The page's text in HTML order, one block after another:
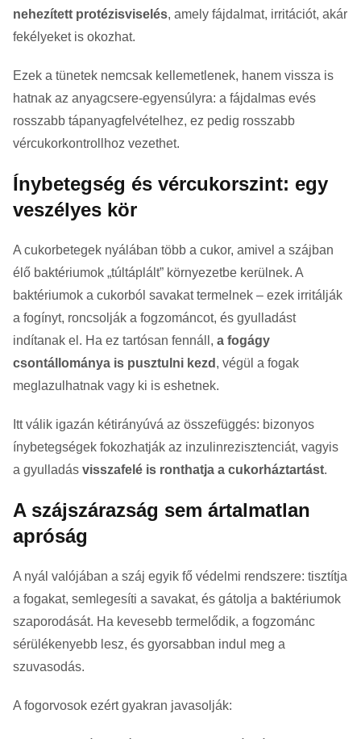
nehezített protézisviselés, amely fájdalmat, irritációt, akár
fekélyeket is okozhat.
Ezek a tünetek nemcsak kellemetlenek, hanem vissza is
hatnak az anyagcsere-egyensúlyra: a fájdalmas evés
rosszabb tápanyagfelvételhez, ez pedig rosszabb
vércukorkontrollhoz vezethet.
Ínybetegség és vércukorszint: egy
veszélyes kör
A cukorbetegek nyálában több a cukor, amivel a szájban
élő baktériumok „túltáplált” környezetbe kerülnek. A
baktériumok a cukorból savakat termelnek – ezek irritálják
a fogínyt, roncsolják a fogzománcot, és gyulladást
indítanak el. Ha ez tartósan fennáll, a fogágy
csontállománya is pusztulni kezd , végül a fogak
meglazulhatnak vagy ki is eshetnek.
Itt válik igazán kétirányúvá az összefüggés: bizonyos
ínybetegségek fokozhatják az inzulinrezisztenciát, vagyis
a gyulladás visszafelé is ronthatja a cukorháztartást.
A szájszárazság sem ártalmatlan
apróság
A nyál valójában a száj egyik fő védelmi rendszere: tisztítja
a fogakat, semlegesíti a savakat, és gátolja a baktériumok
szaporodását. Ha kevesebb termelődik, a fogzománc
sérülékenyebb lesz, és gyorsabban indul meg a
szuvasodás.
A fogorvosok ezért gyakran javasolják: